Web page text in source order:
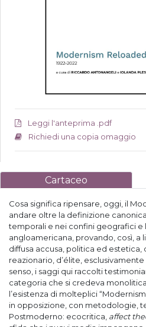
Leggi l'anteprima .pdf
Richiedi una copia omaggio
Cartaceo
Cosa significa ripensare, oggi, il
andare oltre la definizione
temporali e nei confini geografici e
angloamericana, provando, così, a
diffusa accusa, politica ed
reazionario, d’élite,
senso, i saggi qui raccolti
categoria che si credeva
l’esistenza di molteplici
in opposizione, con metodologie,
Postmoderno: ecocritica, affect